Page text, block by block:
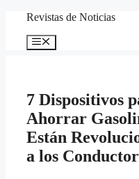
Saltar
contenido
Revistas de Noticias
Menú
7 Dispositivos
Ahorrar
Están
a los